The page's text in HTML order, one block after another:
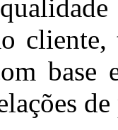
cliente,